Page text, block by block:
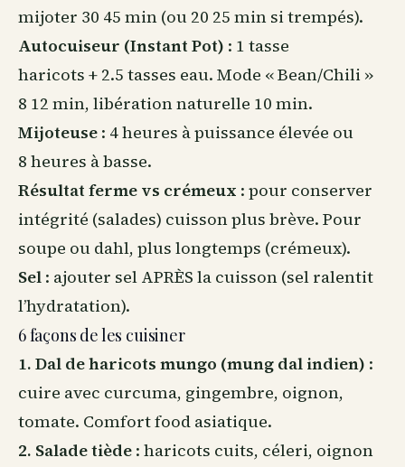
mijoter 30 45 min (ou 20 25 min si trempés).
Autocuiseur (Instant Pot) : 1 tasse
haricots + 2.5 tasses eau. Mode « Bean/Chili »
8 12 min, libération naturelle 10 min.
Mijoteuse : 4 heures à puissance élevée ou
8 heures à basse.
Résultat ferme vs crémeux : pour conserver
intégrité (salades) cuisson plus brève. Pour
soupe ou dahl, plus longtemps (crémeux).
Sel : ajouter sel APRÈS la cuisson (sel ralentit
l’hydratation).
6 façons de les cuisiner
1. Dal de haricots mungo (mung dal indien) :
cuire avec curcuma, gingembre, oignon,
tomate. Comfort food asiatique.
2. Salade tiède : haricots cuits, céleri, oignon